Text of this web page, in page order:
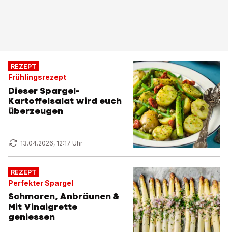
REZEPT
Frühlingsrezept
Dieser Spargel-
Kartoffelsalat wird euch
überzeugen
13.04.2026, 12:17 Uhr
REZEPT
Perfekter Spargel
Schmoren, Anbräunen &
Mit Vinaigrette
geniessen